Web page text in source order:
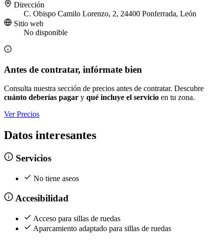
Dirección
C. Obispo Camilo Lorenzo, 2, 24400 Ponferrada, León
Sitio web
No disponible
Antes de contratar, infórmate bien
Consulta nuestra sección de precios antes de contratar. Descubre
cuánto deberías pagar y qué incluye el servicio en tu zona.
Ver Precios
Datos interesantes
Servicios
No tiene aseos
Accesibilidad
Acceso para sillas de ruedas
Aparcamiento adaptado para sillas de ruedas